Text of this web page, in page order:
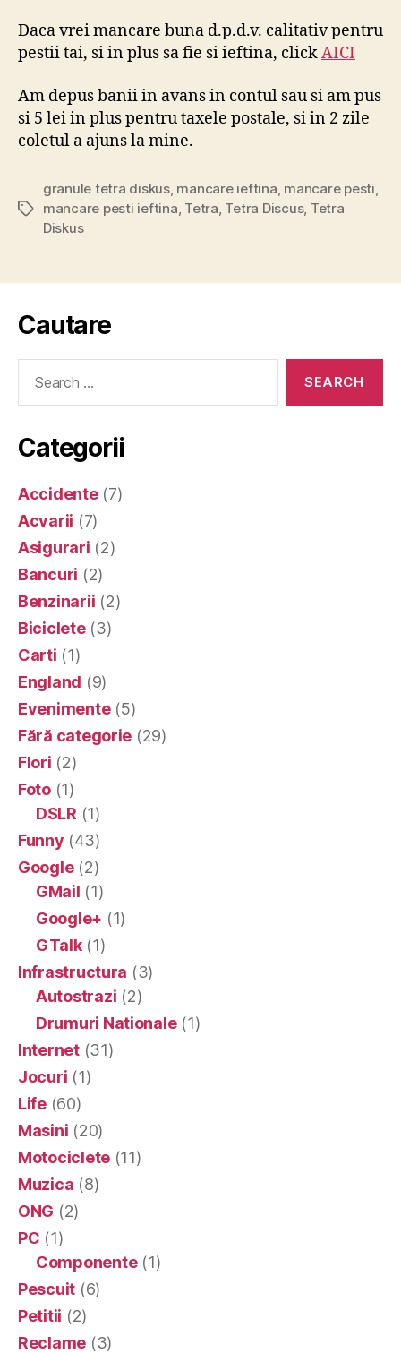
Daca vrei mancare buna d.p.d.v. calitativ pentru
pestii tai, si in plus sa fie si ieftina, clickAICI
Am depus banii in avans in contul sau si am pus
si 5 lei in plus pentru taxele postale, si in 2 zile
coletul a ajuns la mine.
Tags
granule tetra diskus, mancare ieftina mancare pesti
mancare pesti ieftina Tetra Tetra Discus, Tetra
Diskus
Cautare
Categorii
Accidente(7)
Acvarii (7)
Asigurari (2)
Bancuri (2)
Benzinarii (2)
Biciclete(3)
Carti (1)
England (9)
Evenimente(5)
Fără categorie (29)
Flori (2)
Foto(1)
DSLR (1)
Funny (43)
Google(2)
GMail (1)
Google+ (1)
GTalk(1)
Infrastructura (3)
Autostrazi (2)
Drumuri Nationale(1)
Internet(31)
Jocuri (1)
Life(60)
Masini (20)
Motociclete (11)
Muzica (8)
ONG (2)
PC (1)
Componente(1)
Pescuit (6)
Petitii (2)
Reclame (3)